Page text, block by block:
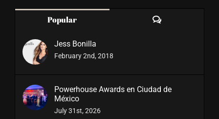
Popular Comments
Jess Bonilla
February 2nd, 2018
Powerhouse Awards en Ciudad de
México
July 31st, 2026